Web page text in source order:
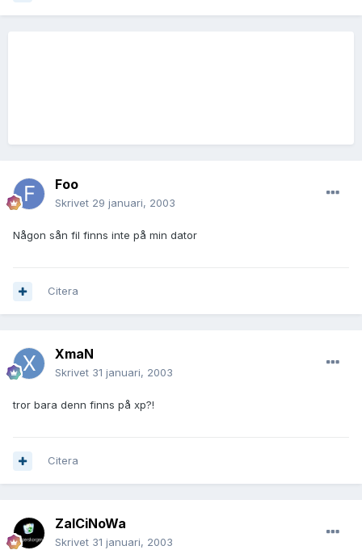
Foo
Skrivet 29 januari, 2003
Någon sån fil finns inte på min dator
Citera
XmaN
Skrivet 31 januari, 2003
tror bara denn finns på xp?!
Citera
ZalCiNoWa
Skrivet 31 januari, 2003